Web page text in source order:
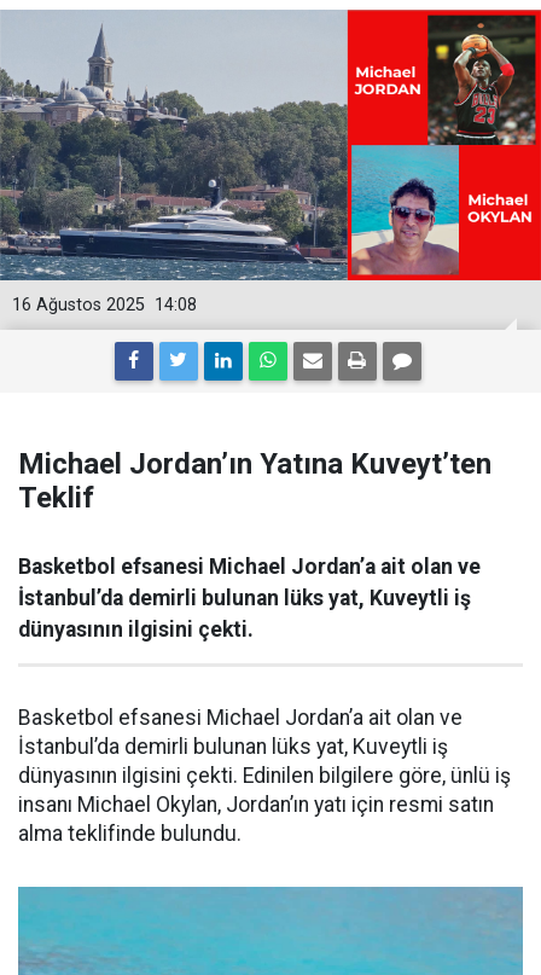
14:08
16 Ağustos 2025
Michael Jordan’ın Yatına Kuveyt’ten
Teklif
Basketbol efsanesi Michael Jordan’a ait olan ve
İstanbul’da demirli bulunan lüks yat, Kuveytli iş
dünyasının ilgisini çekti.
Basketbol efsanesi Michael Jordan’a ait olan ve
İstanbul’da demirli bulunan lüks yat, Kuveytli iş
dünyasının ilgisini çekti. Edinilen bilgilere göre, ünlü iş
insanı Michael Okylan, Jordan’ın yatı için resmi satın
alma teklifinde bulundu.